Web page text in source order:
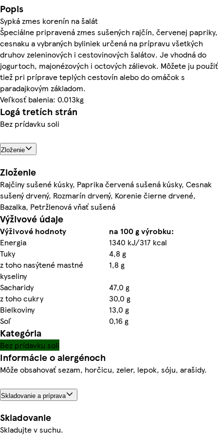
Popis
Sypká zmes korenín na šalát
Špeciálne pripravená zmes sušených rajčín, červenej papriky,
cesnaku a vybraných byliniek určená na prípravu všetkých
druhov zeleninových i cestovinových šalátov. Je vhodná do
jogurtoch, majonézových i octových zálievok. Môžete ju použiť
tiež pri príprave teplých cestovín alebo do omáčok s
paradajkovým základom.
Veľkosť balenia: 0.013kg
Logá tretích strán
Bez prídavku soli
Zloženie
Zloženie
Rajčiny sušené kúsky, Paprika červená sušená kúsky, Cesnak
sušený drvený, Rozmarín drvený, Korenie čierne drvené,
Bazalka, Petržlenová vňať sušená
Výživové údaje
Výživové hodnoty
na 100 g výrobku:
Energia
1340 kJ/317 kcal
Tuky
4,8 g
z toho nasýtené mastné
kyseliny
1,8 g
Sacharidy
47,0 g
z toho cukry
30,0 g
Bielkoviny
13,0 g
Soľ
0,16 g
Kategória
Bez prídavku soli
Informácie o alergénoch
Môže obsahovať sezam, horčicu, zeler, lepok, sóju, arašidy.
Skladovanie a príprava
Skladovanie
Skladujte v suchu.